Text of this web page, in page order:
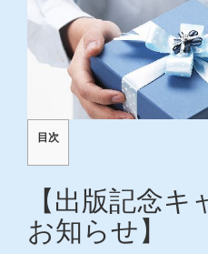
目次
【出版記念
お知らせ】